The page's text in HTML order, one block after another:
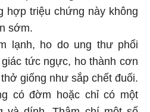
hợp triệu chứng này không
sớm.
lạnh, ho do ung thư phổi
tức ngực, ho thành cơn
giống như sắp chết đuối.
có đờm hoặc chỉ có một